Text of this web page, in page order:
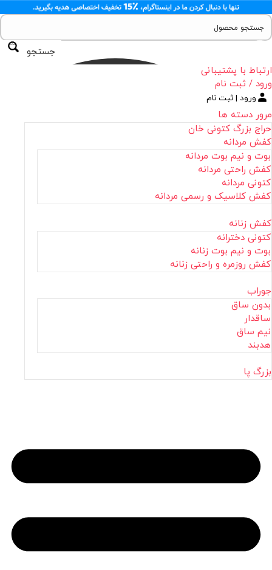
جستجو
ارتباط با پشتیبانی
ورود / ثبت نام
ورود | ثبت نام
مرور دسته ها
حراج بزرگ کتونی خان
کفش مردانه
بوت و نیم بوت مردانه
کفش راحتی مردانه
کتونی مردانه
کفش کلاسیک و رسمی مردانه
کفش زنانه
کتونی دخترانه
بوت و نیم بوت زنانه
کفش روزمره و راحتی زنانه
جوراب
بدون ساق
ساقدار
نیم ساق
هدبند
بزرگ پا